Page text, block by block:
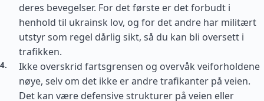
deres bevegelser. For det første er det forbudt i
henhold til ukrainsk lov, og for det andre har militært
utstyr som regel dårlig sikt, så du kan bli oversett i
trafikken.
Ikke overskrid fartsgrensen og overvåk veiforholdene
nøye, selv om det ikke er andre trafikanter på veien.
Det kan være defensive strukturer på veien eller